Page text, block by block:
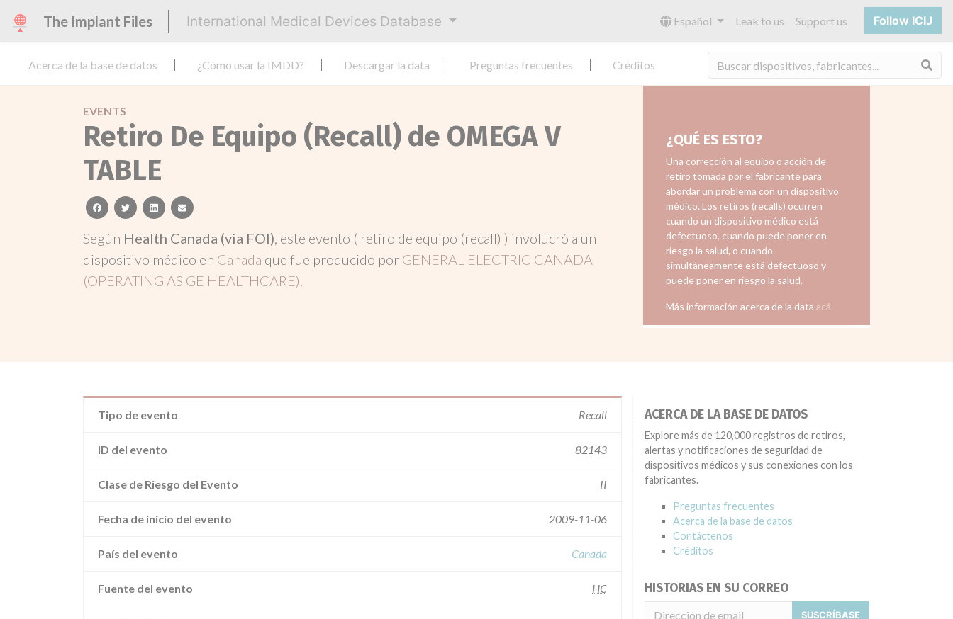
The Implant Files International Medical Devices Database Español Leak to us Support us Follow ICIJ
Acerca de la base de datos ¿Cómo usar la IMDD? Descargar la data Preguntas frecuentes Créditos
EVENTS
Retiro De Equipo (Recall) de OMEGA V
TABLE
facebooktwitterlinkedinemail
Según Health Canada (via FOI), este evento ( retiro de equipo (recall) ) involucró a un
dispositivo médico en Canada que fue producido por GENERAL ELECTRIC CANADA
(OPERATING AS GE HEALTHCARE).
¿QUÉ ES ESTO?
Una corrección al equipo o acción de
retiro tomada por el fabricante para
abordar un problema con un dispositivo
médico. Los retiros (recalls) ocurren
cuando un dispositivo médico está
defectuoso, cuando puede poner en
riesgo la salud, o cuando
simultáneamente está defectuoso y
puede poner en riesgo la salud.
Más información acerca de la data acá
Tipo de evento Recall
ID del evento 82143
Clase de Riesgo del Evento II
Fecha de inicio del evento 2009-11-06
País del evento Canada
Fuente del evento HC
ACERCA DE LA BASE DE DATOS
Explore más de 120,000 registros de retiros,
alertas y notificaciones de seguridad de
dispositivos médicos y sus conexiones con los
fabricantes.
Preguntas frecuentes
Acerca de la base de datos
Contáctenos
Créditos
HISTORIAS EN SU CORREO
SUSCRÍBASE